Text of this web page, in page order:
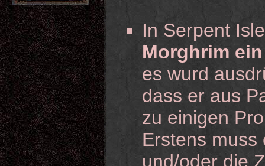
In Serpent
Morghrim
es wurd
dass er aus
zu einigen
Erstens muss
und/oder die